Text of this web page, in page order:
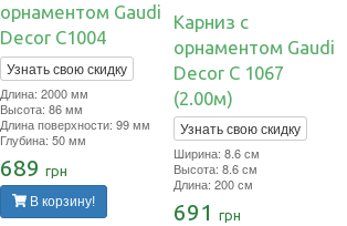
орнаментом Gaudi
Decor C1004
Узнать свою скидку
Длина: 2000 мм
Высота: 86 мм
Длина поверхности: 99 мм
Глубина: 50 мм
689 грн
В корзину!
Карниз с
орнаментом Gaudi
Decor C 1067
(2.00м)
Узнать свою скидку
Ширина: 8.6 см
Высота: 8.6 см
Длина: 200 см
691
грн